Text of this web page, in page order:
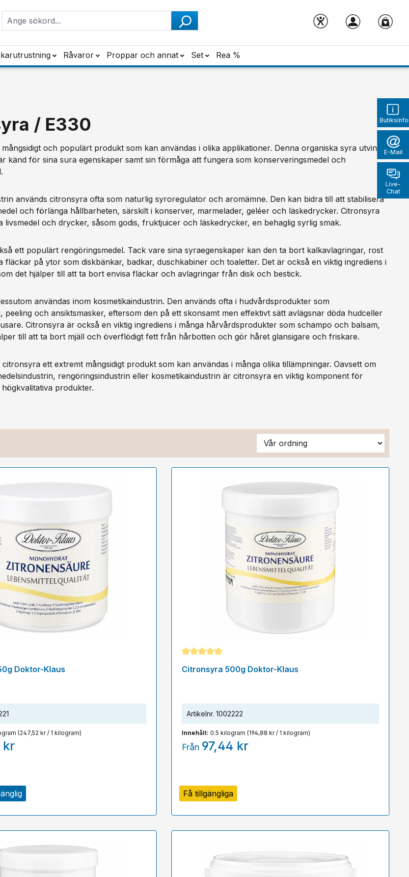
E-Mail
Live-
Chat
Råvaror Proppar och annat Set Rea %
/ E330
och populärt produkt som kan användas i olika applikationer. Denna organiska syra utvinns
känd för sina sura egenskaper samt sin förmåga att fungera som konserveringsmedel och
används citronsyra ofta som naturlig syroregulator och aromämne. Den kan bidra till att stabilisera
och förlänga hållbarheten, särskilt i konserver, marmelader, geléer och läskedrycker. Citronsyra
livsmedel och drycker, såsom godis, fruktjuicer och läskedrycker, en behaglig syrlig smak.
ett populärt rengöringsmedel. Tack vare sina syraegenskaper kan den ta bort kalkavlagringar, rost
fläckar på ytor som diskbänkar, badkar, duschkabiner och toaletter. Det är också en viktig ingrediens i
det hjälper till att ta bort envisa fläckar och avlagringar från disk och bestick.
användas inom kosmetikaindustrin. Den används ofta i hudvårdsprodukter som
peeling och ansiktsmasker, eftersom den på ett skonsamt men effektivt sätt avlägsnar döda hudceller
Citronsyra är också en viktig ingrediens i många hårvårdsprodukter som schampo och balsam,
till att ta bort mjäll och överflödigt fett från hårbotten och gör håret glansigare och friskare.
citronsyra ett extremt mångsidigt produkt som kan användas i många olika tillämpningar. Oavsett om
rengöringsindustrin eller kosmetikaindustrin är citronsyra en viktig komponent för
produkter.
betyg på 5 av 5 stjärnor
Doktor-Klaus
(247,52 kr / 1 kilogram)
kr
Få tillgängliga
Genomsnittligt betyg på 5 av 5 stjärnor
Citronsyra 500g Doktor-Klaus
Artikelnr. 1002222
Innehåll: 0.5 kilogram (194,88 kr / 1 kilogram)
Från 97,44 kr